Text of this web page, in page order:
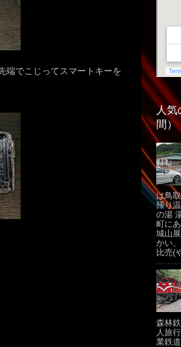
端でこじってスマートキーを
人気
間）
は鳥
帰り
の湯
町に
城山
かい
比売(
森林
人旅
業鉄